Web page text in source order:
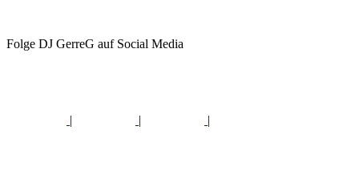
Folge DJ GerreG auf Social Media
| | |